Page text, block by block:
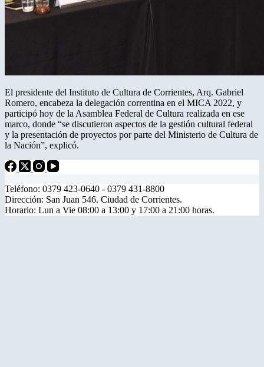
El presidente del Instituto de Cultura de Corrientes, Arq. Gabriel
Romero, encabeza la delegación correntina en el MICA 2022, y
participó hoy de la Asamblea Federal de Cultura realizada en ese
marco, donde “se discutieron aspectos de la gestión cultural federal
y la presentación de proyectos por parte del Ministerio de Cultura de
la Nación”, explicó.
Teléfono: 0379 423-0640 - 0379 431-8800
Dirección: San Juan 546. Ciudad de Corrientes.
Horario: Lun a Vie 08:00 a 13:00 y 17:00 a 21:00 horas.